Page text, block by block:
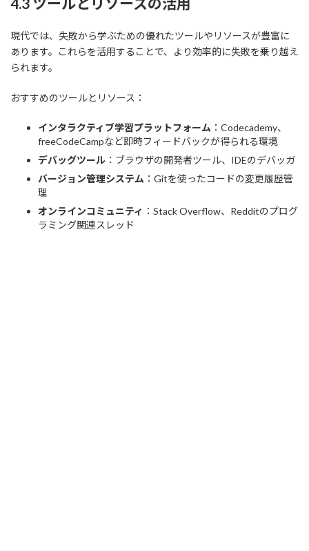
現代では、失敗から学ぶための優れたツールやリソースが豊富に
あります。これらを活用することで、より効率的に失敗を乗り越え
られます。
おすすめのツールとリソース：
インタラクティブ学習プラットフォーム ：Codecademy、
freeCodeCampなど即時フィードバックが得られる環境
デバッグツール ：ブラウザの開発者ツール、IDEのデバッガ
バージョン管理システム ：Gitを使ったコードの変更履歴管
理
オンラインコミュニティ ：Stack Overflow、Redditのプログ
ラミング関連スレッド